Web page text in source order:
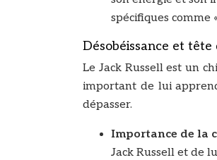
spécifiques comme
Désobéissance et tête
Le Jack Russell est un
important de lui
dépasser.
Importance de la
Jack Russell et de